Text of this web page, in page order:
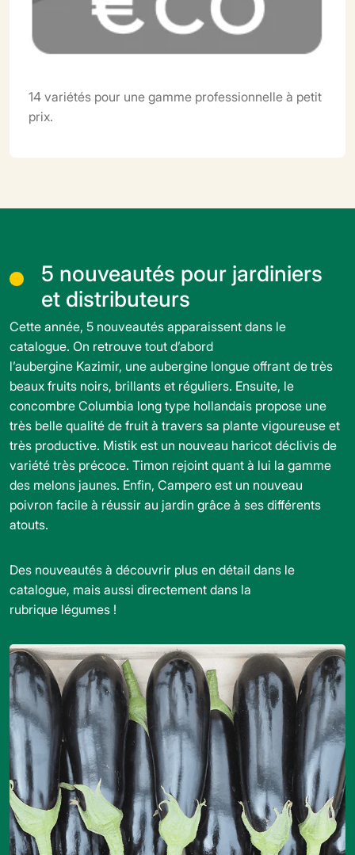
14 variétés pour une gamme professionnelle à petit
prix.
5 nouveautés pour jardiniers
et distributeurs
Cette année, 5 nouveautés apparaissent dans le
catalogue. On retrouve tout d’abord
l’aubergine Kazimir, une aubergine longue offrant de très
beaux fruits noirs, brillants et réguliers. Ensuite, le
concombreColumbia long type hollandais propose une
très belle qualité de fruit à travers sa plante vigoureuse et
très productive. Mistikest un nouveau haricot déclivis de
variété très précoce. Timon rejoint quant à lui la gamme
des melons jaunes. Enfin, Camperoest un nouveau
poivron facile à réussir au jardin grâce à ses différents
atouts.
Des nouveautés à découvrir plus en détail dans le
catalogue, mais aussi directement dans la
rubrique légumes !